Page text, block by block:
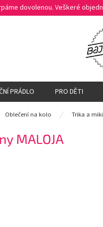
dovolenou. Veškeré
PRÁDLO PRO DĚTI
Oblečení na kolo Trika a
MALOJA